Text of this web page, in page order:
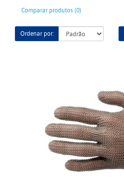
Comparar produtos (0)
Ordenar por: